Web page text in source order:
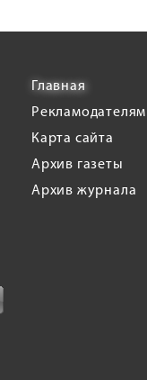
Главная
Рекламодателям
Карта сайта
Архив газеты
Архив журнала